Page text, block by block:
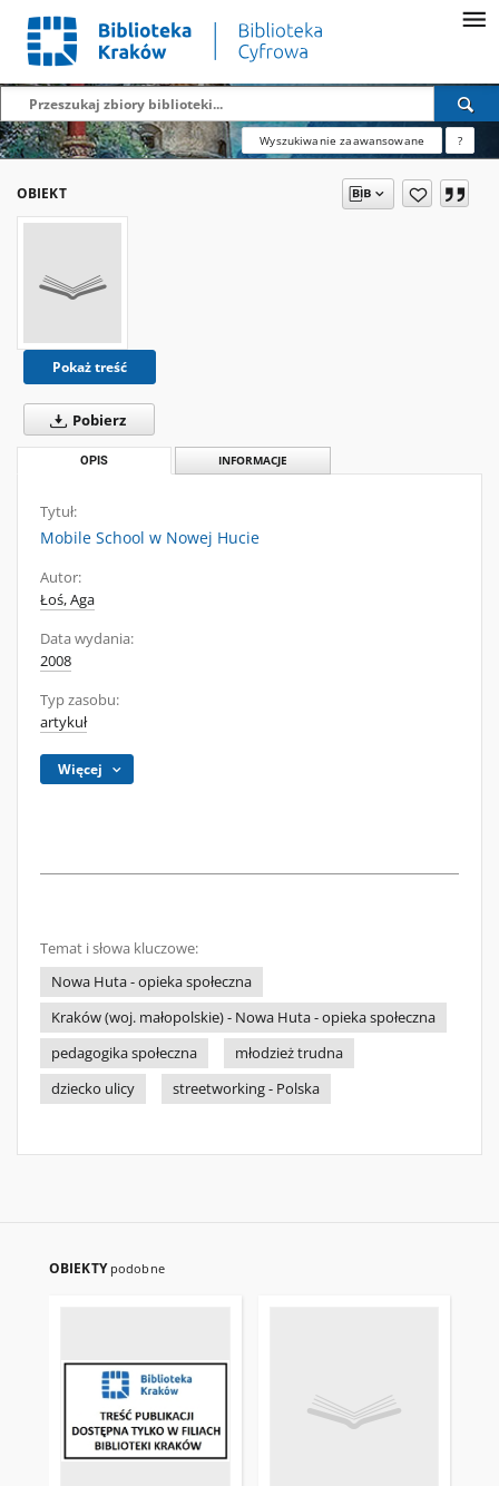
Wyszukiwanie zaawansowane ?
OBIEKT
Pokaż treść
Pobierz
OPIS INFORMACJE
Tytuł:
Mobile School w Nowej Hucie
Autor:
Łoś, Aga
Data wydania:
2008
Typ zasobu:
artykuł
Więcej
Temat i słowa kluczowe:
Nowa Huta - opieka społeczna
Kraków (woj. małopolskie) - Nowa Huta - opieka społeczna
pedagogika społeczna
młodzież trudna
dziecko ulicy
streetworking - Polska
OBIEKTY podobne